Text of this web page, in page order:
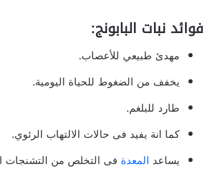
فوائد نبات البابونج:
مهدئ طبيعي للأعصاب.
يخفف من الضغوط للحياة اليومية.
طارد للبلغم.
كما انة يفيد فى حالات الالتهاب الرئوي.
يساعد المعدة فى التخلص من التشنجات